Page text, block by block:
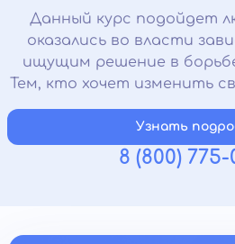
Данный курс подойдет
оказались во власти
ищущим решение в
Тем, кто хочет изменить
Узнать
8 (800)